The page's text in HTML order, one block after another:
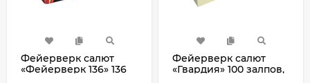
Фейерверк салют
«Фейерверк 136» 136
Фейерверк салют
«Гвардия» 100 залпов,